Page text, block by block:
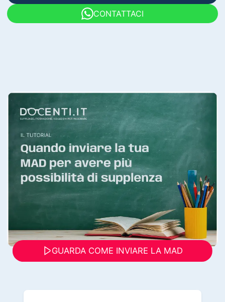
CONTATTACI
GUARDA COME INVIARE LA MAD